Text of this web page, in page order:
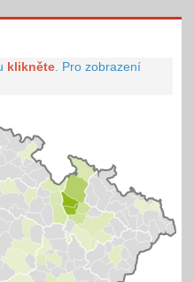
klikněte Pro zobrazení